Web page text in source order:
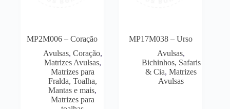
MP2M006 – Coração
Avulsas, Coração,
Matrizes Avulsas,
Matrizes para
Fralda, Toalha,
Mantas e mais,
Matrizes para
MP17M038 – Urso
Avulsas,
Bichinhos, Safaris
& Cia,Matrizes
Avulsas